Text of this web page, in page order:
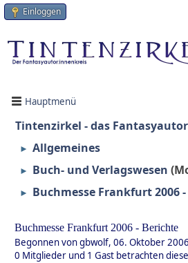
Einloggen
Hauptmenü
Tintenzirkel - das
► Allgemeines
► Buch- und Verlagswesen
► Buchmesse Frankfurt 2006
Buchmesse Frankfurt 2006 - Berichte
Begonnen von gbwolf, 06. Oktober
0 Mitglieder und 1 Gast betrachten